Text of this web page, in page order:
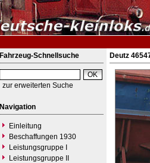
Fahrzeug-Schnellsuche
zur erweiterten Suche
Navigation
Einleitung
Beschaffungen 1930
Leistungsgruppe I
Leistungsgruppe II
Deutz